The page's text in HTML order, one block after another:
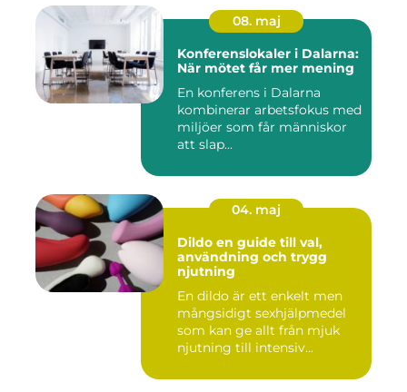
08. maj
Konferenslokaler i Dalarna:
När mötet får mer mening
En konferens i Dalarna
kombinerar arbetsfokus med
miljöer som får människor
att slap...
04. maj
Dildo en guide till val,
användning och trygg
njutning
En dildo är ett enkelt men
mångsidigt sexhjälpmedel
som kan ge allt från mjuk
njutning till intensiv...